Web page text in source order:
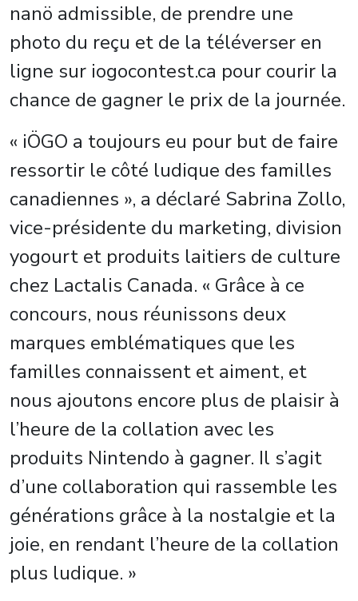
nanö admissible, de prendre une
photo du reçu et de la téléverser en
ligne sur iogocontest.ca pour courir la
chance de gagner le prix de la journée.
« iÖGO a toujours eu pour but de faire
ressortir le côté ludique des familles
canadiennes », a déclaré Sabrina Zollo,
vice-présidente du marketing, division
yogourt et produits laitiers de culture
chez Lactalis Canada. « Grâce à ce
concours, nous réunissons deux
marques emblématiques que les
familles connaissent et aiment, et
nous ajoutons encore plus de plaisir à
l’heure de la collation avec les
produits Nintendo à gagner. Il s’agit
d’une collaboration qui rassemble les
générations grâce à la nostalgie et la
joie, en rendant l’heure de la collation
plus ludique. »